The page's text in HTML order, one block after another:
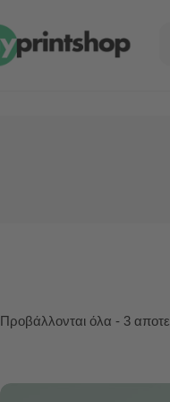
Προβάλλονται όλα - 3